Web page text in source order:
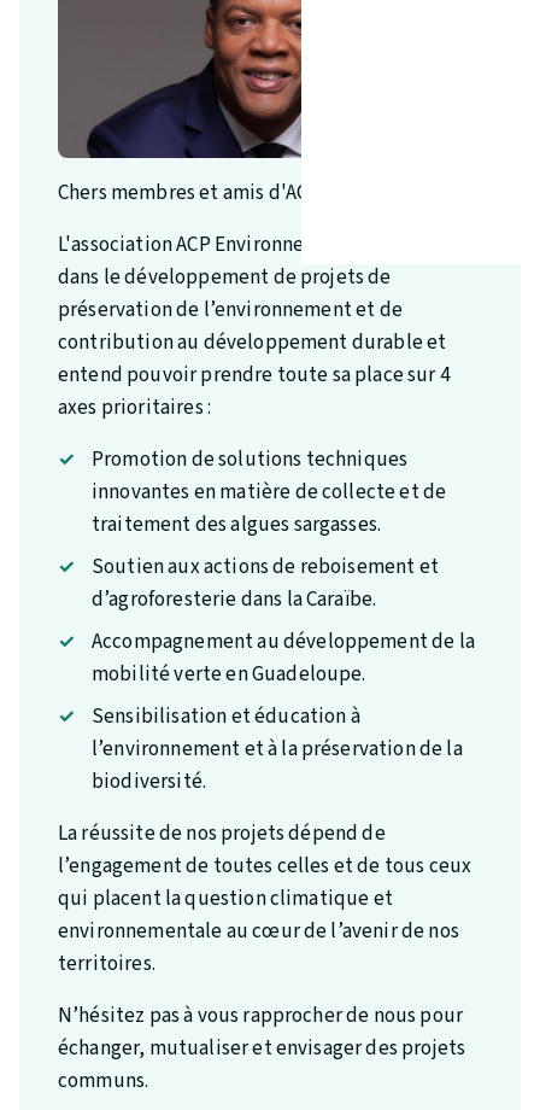
Chers membres et amis d'ACP Environnement,
L'association ACP Environnement est engagée
dans le développement de projets de
préservation de l’environnement et de
contribution au développement durable et
entend pouvoir prendre toute sa place sur 4
axes prioritaires :
Promotion de solutions techniques
innovantes en matière de collecte et de
traitement des algues sargasses.
Soutien aux actions de reboisement et
d’agroforesterie dans la Caraïbe.
Accompagnement au développement de la
mobilité verte en Guadeloupe.
Sensibilisation et éducation à
l’environnement et à la préservation de la
biodiversité.
La réussite de nos projets dépend de
l’engagement de toutes celles et de tous ceux
qui placent la question climatique et
environnementale au cœur de l’avenir de nos
territoires.
N’hésitez pas à vous rapprocher de nous pour
échanger, mutualiser et envisager des projets
communs.